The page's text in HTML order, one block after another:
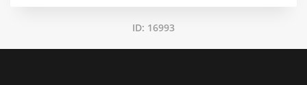
ID: 16993